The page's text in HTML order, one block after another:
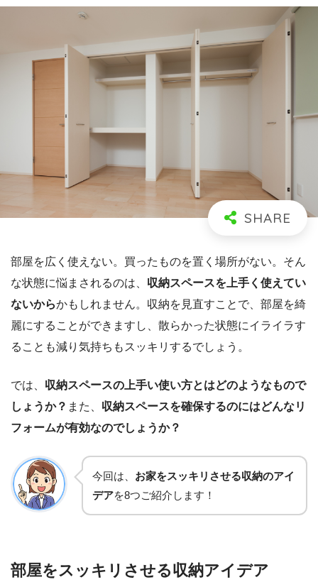
部屋を広く使えない。買ったものを置く場所がない。そん
な状態に悩まされるのは、 収納スペースを上手く使えてい
ないからかもしれません。収納を見直すことで、部屋を綺
麗にすることができますし、散らかった状態にイライラす
ることも減り気持ちもスッキリするでしょう。
では、 収納スペースの上手い使い方とはどのようなもので
しょうか？ また、 収納スペースを確保するのにはどんなリ
フォームが有効なのでしょうか？
今回は、 お家をスッキリさせる収納のアイ
デアを8つご紹介します！
部屋をスッキリさせる収納アイデア